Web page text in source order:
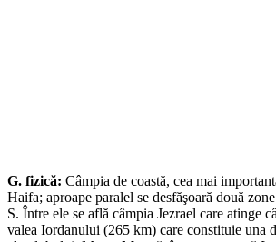
G. fizică: Câmpia de coastă, cea mai
Haifa; aproape paralel se desfăşoară două
S. Între ele se află câmpia Jezrael care atinge
valea Iordanului (265 km) care constituie una